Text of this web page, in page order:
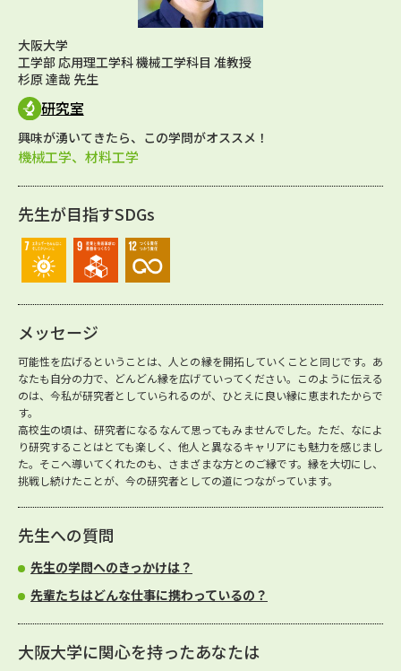
大阪大学
工学部 応用理工学科 機械工学科目 准教授
杉原 達哉 先生
研究室
興味が湧いてきたら、この学問がオススメ！
機械工学、材料工学
先生が目指すSDGs
メッセージ
可能性を広げるということは、人との縁を開拓していくことと同じです。あ
なたも自分の力で、どんどん縁を広げていってください。このように伝える
のは、今私が研究者としていられるのが、ひとえに良い縁に恵まれたからで
す。
高校生の頃は、研究者になるなんて思ってもみませんでした。ただ、なによ
り研究することはとても楽しく、他人と異なるキャリアにも魅力を感じまし
た。そこへ導いてくれたのも、さまざまな方とのご縁です。縁を大切にし、
挑戦し続けたことが、今の研究者としての道につながっています。
先生への質問
先生の学問へのきっかけは？
先輩たちはどんな仕事に携わっているの？
大阪大学に関心を持ったあなたは